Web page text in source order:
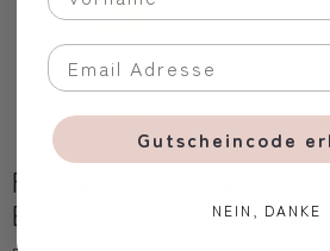
Puppe, Midsommer
Elfe
Hase
Gutscheincode
NEIN, DANKE